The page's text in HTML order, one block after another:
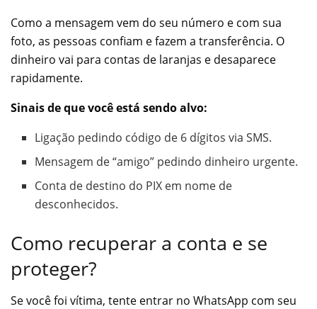
Como a mensagem vem do seu número e com sua
foto, as pessoas confiam e fazem a transferência. O
dinheiro vai para contas de laranjas e desaparece
rapidamente.
Sinais de que você está sendo alvo:
Ligação pedindo código de 6 dígitos via SMS.
Mensagem de “amigo” pedindo dinheiro urgente.
Conta de destino do PIX em nome de
desconhecidos.
Como recuperar a conta e se
proteger?
Se você foi vítima, tente entrar no WhatsApp com seu